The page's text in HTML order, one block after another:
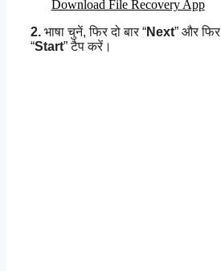
Download File Recovery App
2. भाषा चुनें, फिर दो बार “Next” और फिर
“Start” टैप करें।